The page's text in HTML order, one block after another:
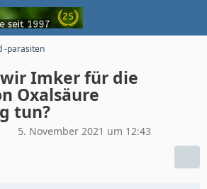
-parasiten
Imker für die
Oxalsäure
tun?
5. November 2021 um 12:43